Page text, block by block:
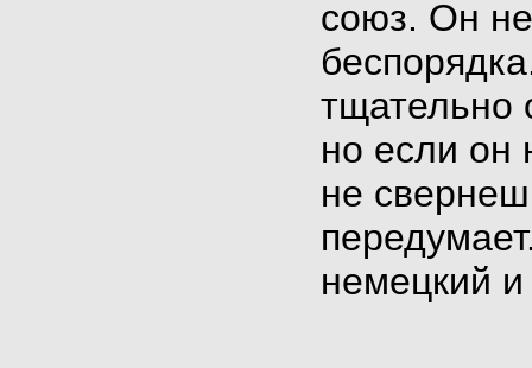
союз. Он
тщательно
но если он
не
немецкий и